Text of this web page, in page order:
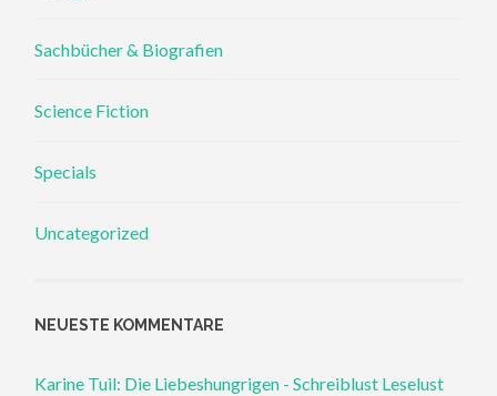
Sachbücher & Biografien
Science Fiction
Specials
Uncategorized
NEUESTE KOMMENTARE
Karine Tuil: Die Liebeshungrigen - Schreiblust Leselust